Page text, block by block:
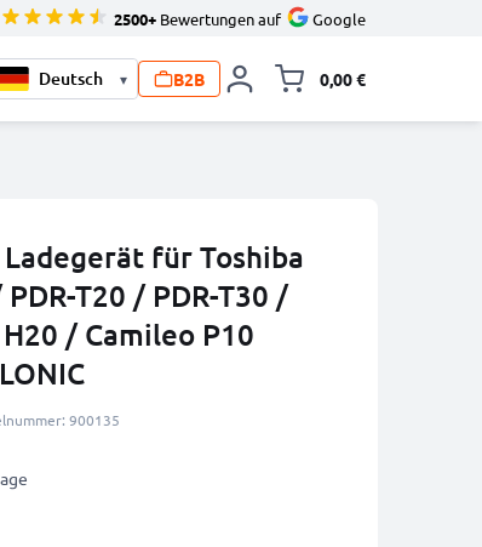
2500+ Bewertungen auf Google
▾ B2B 0,00 €
für Toshiba
T20 / PDR-T30 /
/ Camileo P10
900135